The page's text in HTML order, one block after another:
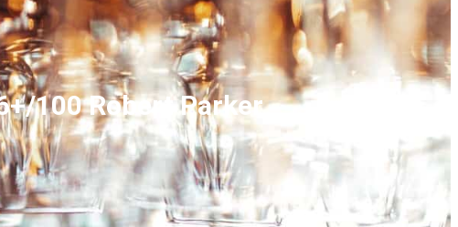
100 Robert Parker